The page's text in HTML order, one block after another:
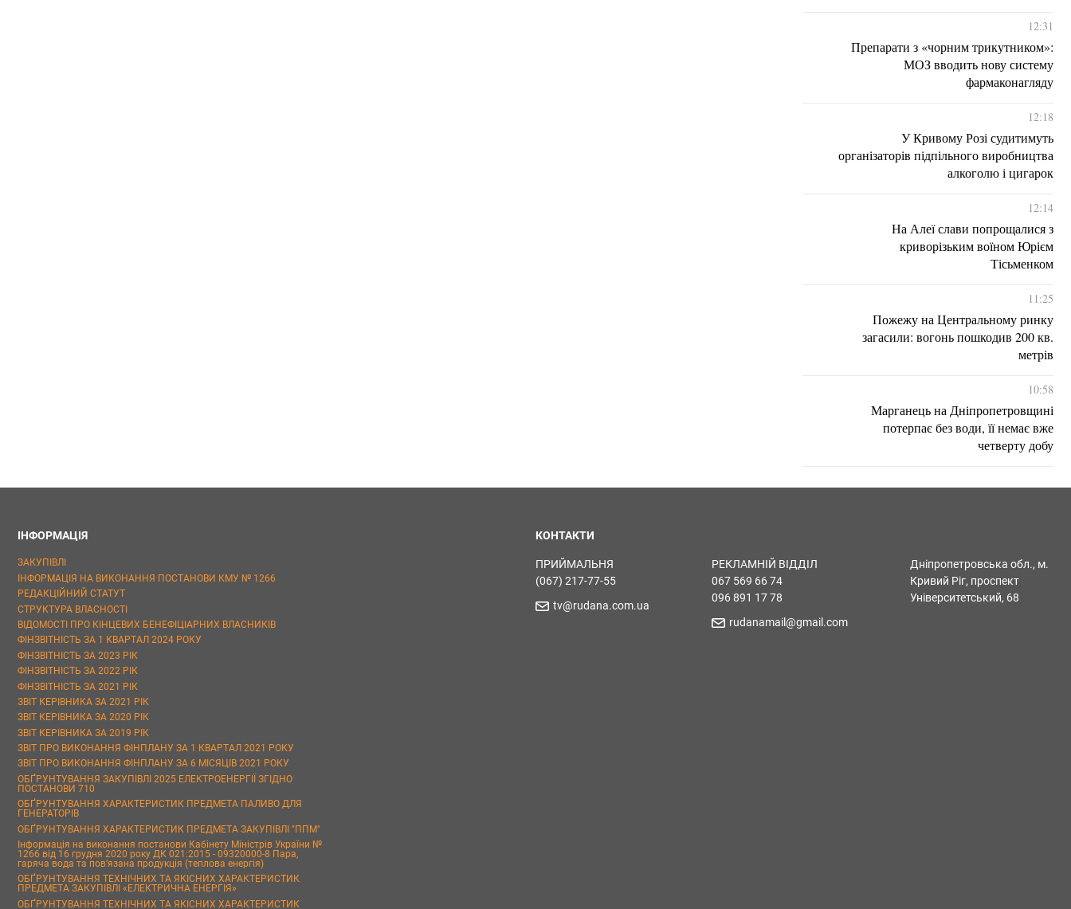
12:31
Препарати з «чорним трикутником»:
МОЗ вводить нову систему
фармаконагляду
12:18
У Кривому Розі судитимуть
організаторів підпільного виробництва
алкоголю і цигарок
12:14
На Алеї слави попрощалися з
криворізьким воїном Юрієм
Тісьменком
11:25
Пожежу на Центральному ринку
загасили: вогонь пошкодив 200 кв.
метрів
10:58
Марганець на Дніпропетровщині
потерпає без води, її немає вже
четверту добу
ІНФОРМАЦІЯ
ЗАКУПІВЛІ
ІНФОРМАЦІЯ НА ВИКОНАННЯ ПОСТАНОВИ КМУ № 1266
РЕДАКЦІЙНИЙ СТАТУТ
СТРУКТУРА ВЛАСНОСТІ
ВІДОМОСТІ ПРО КІНЦЕВИХ БЕНЕФІЦІАРНИХ ВЛАСНИКІВ
ФІНЗВІТНІСТЬ ЗА 1 КВАРТАЛ 2024 РОКУ
ФІНЗВІТНІСТЬ ЗА 2023 РІК
ФІНЗВІТНІСТЬ ЗА 2022 РІК
ФІНЗВІТНІСТЬ ЗА 2021 РІК
ЗВІТ КЕРІВНИКА ЗА 2021 РІК
ЗВІТ КЕРІВНИКА ЗА 2020 РІК
ЗВІТ КЕРІВНИКА ЗА 2019 РІК
ЗВІТ ПРО ВИКОНАННЯ ФІНПЛАНУ ЗА 1 КВАРТАЛ 2021 РОКУ
ЗВІТ ПРО ВИКОНАННЯ ФІНПЛАНУ ЗА 6 МІСЯЦІВ 2021 РОКУ
ОБҐРУНТУВАННЯ ЗАКУПІВЛІ 2025 ЕЛЕКТРОЕНЕРГІЇ ЗГІДНО
ПОСТАНОВИ 710
ОБҐРУНТУВАННЯ ХАРАКТЕРИСТИК ПРЕДМЕТА ПАЛИВО ДЛЯ
ГЕНЕРАТОРІВ
ОБҐРУНТУВАННЯ ХАРАКТЕРИСТИК ПРЕДМЕТА ЗАКУПІВЛІ "ППМ"
Інформація на виконання постанови Кабінету Міністрів України №
1266 від 16 грудня 2020 року ДК 021:2015 - 09320000-8 Пара,
гаряча вода та пов’язана продукція (теплова енергія)
ОБҐРУНТУВАННЯ ТЕХНІЧНИХ ТА ЯКІСНИХ ХАРАКТЕРИСТИК
ПРЕДМЕТА ЗАКУПІВЛІ «ЕЛЕКТРИЧНА ЕНЕРГІЯ»
ОБҐРУНТУВАННЯ ТЕХНІЧНИХ ТА ЯКІСНИХ ХАРАКТЕРИСТИК
КОНТАКТИ
ПРИЙМАЛЬНЯ
(067) 217-77-55
tv@rudana.com.ua
РЕКЛАМНІЙ ВІДДІЛ
067 569 66 74
096 891 17 78
rudanamail@gmail.com
Дніпропетровська обл., м.
Кривий Ріг, проспект
Університетський, 68